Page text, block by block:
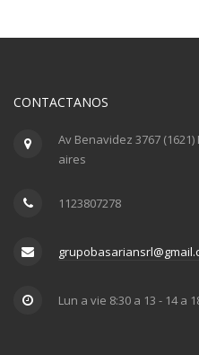
CONTACTANOS
Av Benavidez 3767
aires
1123807278
Lun a vie 8:30 a 13 - 14 a